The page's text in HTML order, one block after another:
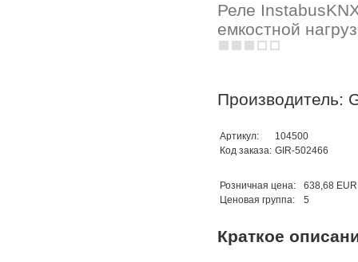
Реле
емкостной
Производитель:
Артикул:
104500
Код заказа: GIR-502466
Розничная цена:
638,68 EUR
Ценовая группа:
5
Краткое